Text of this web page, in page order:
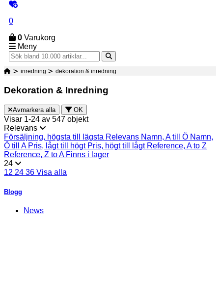
0
0 Varukorg
Meny
inredning dekoration & inredning
Dekoration & Inredning
Avmarkera alla OK
Visar 1-24 av 547 objekt
Relevans
Försäljning, högsta till lägsta Relevans Namn, A till Ö Namn,
Ö till A Pris, lågt till högt Pris, högt till lågt Reference, A to Z
Reference, Z to A Finns i lager
24
12 24 36 Visa alla
Blogg
News